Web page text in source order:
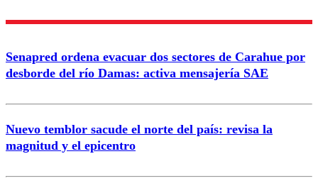
Enviar comentario
Senapred ordena evacuar dos sectores de Carahue por
desborde del río Damas: activa mensajería SAE
Nuevo temblor sacude el norte del país: revisa la
magnitud y el epicentro